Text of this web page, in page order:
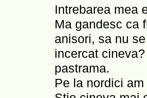
Intrebarea mea
Ma gandesc ca
anisori, sa nu
incercat
pastrama.
Pe la nordici